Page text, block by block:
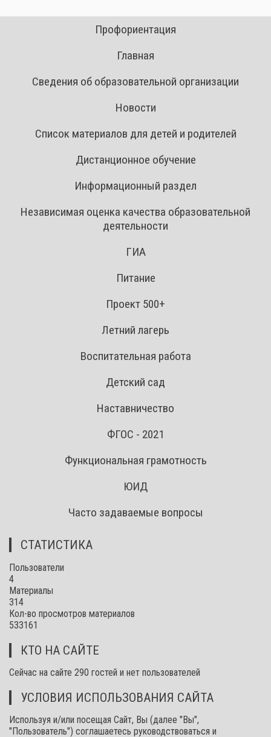
Профориентация
Главная
Сведения об образовательной организации
Новости
Список материалов для детей и родителей
Дистанционное обучение
Информационный раздел
Независимая оценка качества образовательной
деятельности
ГИА
Питание
Проект 500+
Летний лагерь
Воспитательная работа
Детский сад
Наставничество
ФГОС - 2021
Функциональная грамотность
ЮИД
Часто задаваемые вопросы
СТАТИСТИКА
Пользователи
4
Материалы
314
Кол-во просмотров материалов
533161
КТО НА САЙТЕ
Сейчас на сайте 290 гостей и нет пользователей
УСЛОВИЯ ИСПОЛЬЗОВАНИЯ САЙТА
Используя и/или посещая Сайт, Вы (далее "Вы",
"Пользователь") соглашаетесь руководствоваться и